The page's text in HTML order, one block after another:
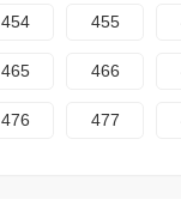
454 455
465 466
476 477